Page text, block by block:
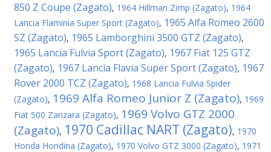
850 Z Coupe (Zagato), 1964 Hillman Zimp (Zagato), 1964
Lancia Flaminia Super Sport (Zagato), 1965 Alfa Romeo 2600
SZ (Zagato), 1965 Lamborghini 3500 GTZ (Zagato),
1965 Lancia Fulvia Sport (Zagato), 1967 Fiat 125 GTZ
(Zagato), 1967 Lancia Flavia Super Sport (Zagato), 1967
Rover 2000 TCZ (Zagato), 1968 Lancia Fulvia Spider
(Zagato), 1969 Alfa Romeo Junior Z (Zagato), 1969
Fiat 500 Zanzara (Zagato), 1969 Volvo GTZ 2000
(Zagato), 1970 Cadillac NART (Zagato), 1970
Honda Hondina (Zagato), 1970 Volvo GTZ 3000 (Zagato), 1971